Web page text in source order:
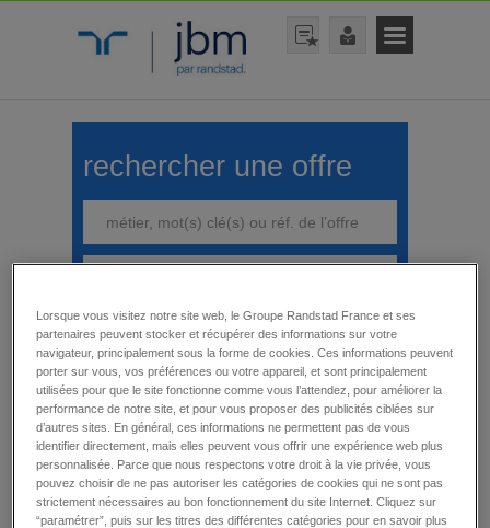
Emploi en vacation
rechercher une offre
rechercher
affiner votre recherche
Lorsque vous visitez notre site web, le Groupe Randstad France et ses
partenaires peuvent stocker et récupérer des informations sur votre
navigateur, principalement sous la forme de cookies. Ces informations peuvent
porter sur vous, vos préférences ou votre appareil, et sont principalement
utilisées pour que le site fonctionne comme vous l’attendez, pour améliorer la
performance de notre site, et pour vous proposer des publicités ciblées sur
d’autres sites. En général, ces informations ne permettent pas de vous
identifier directement, mais elles peuvent vous offrir une expérience web plus
personnalisée. Parce que nous respectons votre droit à la vie privée, vous
pouvez choisir de ne pas autoriser les catégories de cookies qui ne sont pas
strictement nécessaires au bon fonctionnement du site Internet. Cliquez sur
“paramétrer”, puis sur les titres des différentes catégories pour en savoir plus